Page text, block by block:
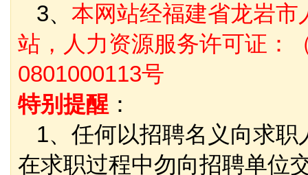
3、 本网站经福建省龙岩
站，人力资源服务许可证：
0801000113号
特别提醒 ：
1、任何以招聘名义向求职
在求职过程中勿向招聘单位